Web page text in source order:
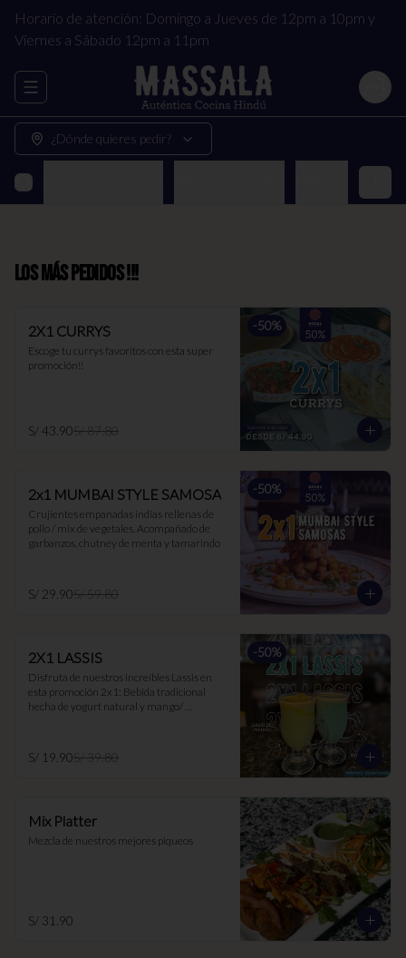
Horario de atención: Domingo a Jueves de 12pm a 10pm y
Viernes a Sábado 12pm a 11pm
Abrir menu de navegación Login
¿Dónde quieres pedir?
Los más pedidos !!!
-50%
2X1 CURRYS
Escoge tu currys favoritos con esta super
promoción!!
S/ 43.90S/ 87.80
-50%
2x1 MUMBAI STYLE SAMOSA
Crujientes empanadas indias rellenas de
pollo / mix de vegetales. Acompañado de
garbanzos, chutney de menta y tamarindo
S/ 29.90S/ 59.80
-50%
2X1 LASSIS
Disfruta de nuestros increíbles Lassis en
esta promoción 2x1: Bebida tradicional
hecha de yogurt natural y mango/
picante y es muy buen digestivo.
S/ 19.90S/ 39.80
Mix Platter
Mezcla de nuestros mejores piqueos
S/ 31.90